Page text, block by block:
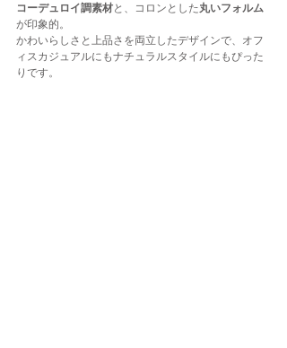
コーデュロイ調素材と、コロンとした丸いフォルム
が印象的。
かわいらしさと上品さを両立したデザインで、オフ
ィスカジュアルにもナチュラルスタイルにもぴった
りです。